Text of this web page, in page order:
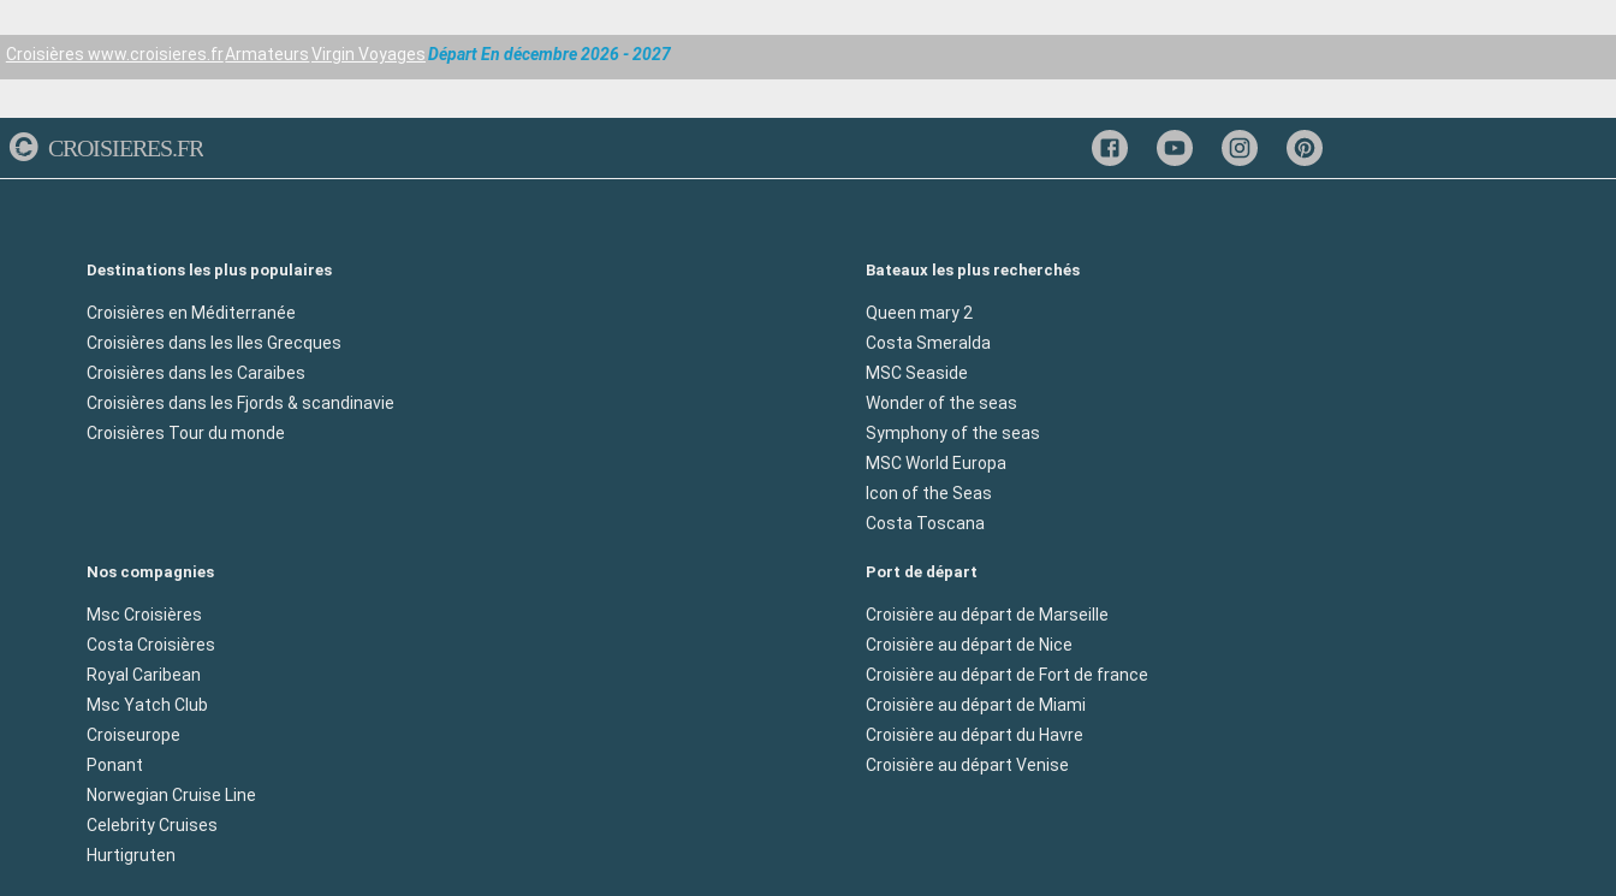
Croisières www.croisieres.frArmateursVirgin VoyagesDépart En décembre 2026 - 2027
CROISIERES.FR
Destinations les plus populaires
Croisières en Méditerranée
Croisières dans les Iles Grecques
Croisières dans les Caraibes
Croisières dans les Fjords & scandinavie
Croisières Tour du monde
Bateaux les plus recherchés
Queen mary 2
Costa Smeralda
MSC Seaside
Wonder of the seas
Symphony of the seas
MSC World Europa
Icon of the Seas
Costa Toscana
Nos compagnies
Msc Croisières
Costa Croisières
Royal Caribean
Msc Yatch Club
Croiseurope
Ponant
Norwegian Cruise Line
Celebrity Cruises
Hurtigruten
Port de départ
Croisière au départ de Marseille
Croisière au départ de Nice
Croisière au départ de Fort de france
Croisière au départ de Miami
Croisière au départ du Havre
Croisière au départ Venise